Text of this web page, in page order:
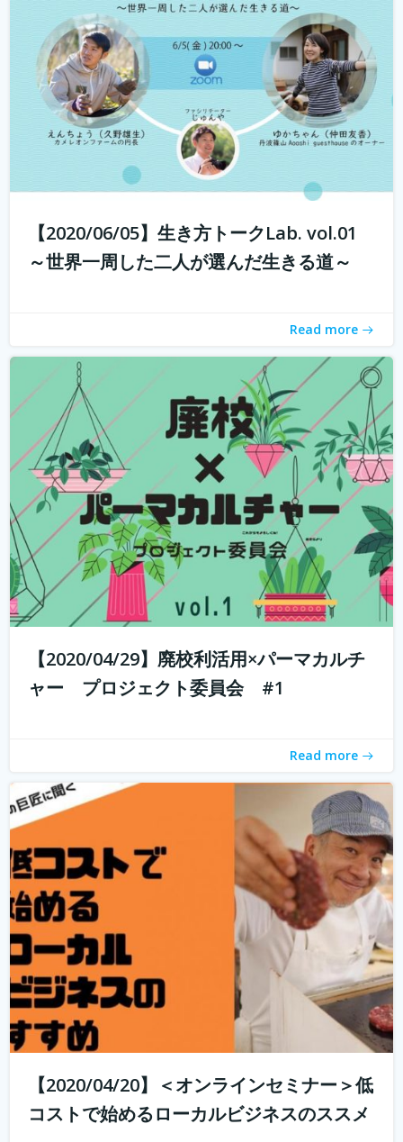
【2020/06/05】生き方トークLab. vol.01
～世界一周した二人が選んだ生きる道～
Read more
若年人口の減少に直面する地域では学校の統廃合が相次
ぎ、廃校が増加しています。 その中で、丹波市でカフェ・
ベーカリーを営む市島製パン研究所のオーナー 三澤さん
が現在進行中で丹波市青垣町にある旧遠坂小学校を廃校利
活用させ、地域活性させるプロジェ...
続きを読む
【2020/04/29】廃校利活用×パーマカルチ
ャー プロジェクト委員会 #1
Read more
山と田んぼに囲まれた奥丹波で大行列のカフェ・ベーカリ
ーを営む市島製パン研究所のオーナー、三澤さんを講師に
招いて、こんなときだからこそ、コロナに負けない、強固
なビジネスモデルの作り方のヒント教えてもらういます。
何を学べるか？ 市島製パン研究...続きを読む
【2020/04/20】＜オンラインセミナー＞低
コストで始めるローカルビジネスのススメ